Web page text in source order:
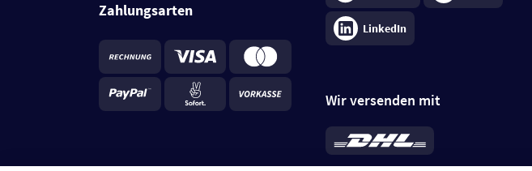
Zahlungsarten
LinkedIn
Wir versenden mit